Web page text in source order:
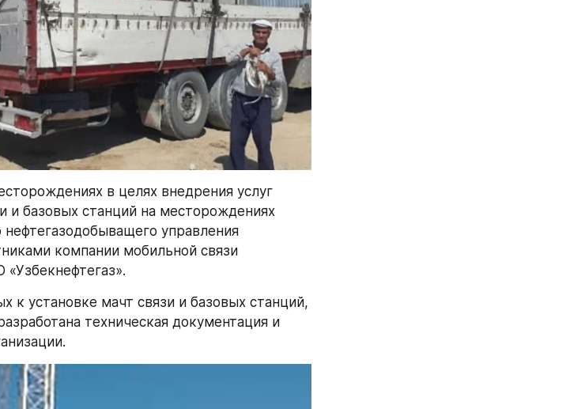
в целях внедрения услуг
и базовых станций на месторождениях
нефтегазодобыващего управления
компании мобильной связи
к установке мачт связи и базовых станций,
техническая документация и